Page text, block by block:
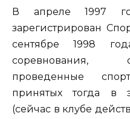
В апреле 1997
зарегистрирован
сентябре 1998
соревнования,
проведенные
принятых тогда в
(сейчас в клубе